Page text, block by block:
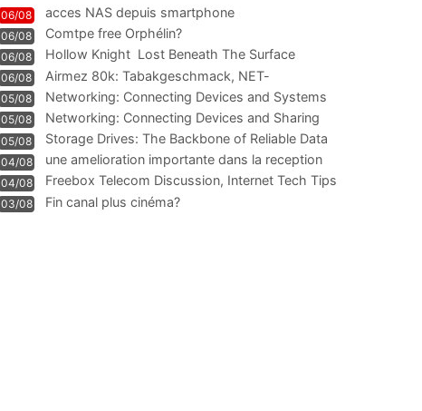
06/08 acces NAS depuis smartphone
06/08 Comtpe free Orphélin?
06/08 Hollow Knight  Lost Beneath The Surface
06/08
Airmez 80k: Tabakgeschmack, NET-
Technologie und Leistung im
05/08 Networking: Connecting Devices and Systems
05/08
Networking: Connecting Devices and Sharing
Information
05/08
Storage Drives: The Backbone of Reliable Data
Management
04/08
une amelioration importante dans la reception
WIFI
04/08
Freebox Telecom Discussion, Internet Tech Tips
Communi
03/08 Fin canal plus cinéma?